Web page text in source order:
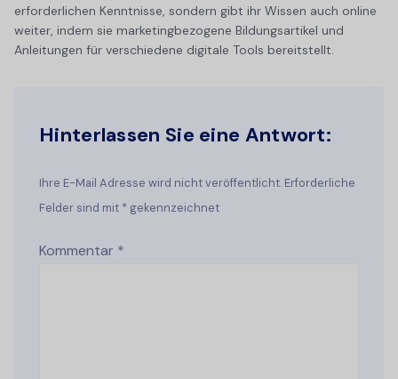
erforderlichen Kenntnisse, sondern gibt ihr Wissen auch online
weiter, indem sie marketingbezogene Bildungsartikel und
Anleitungen für verschiedene digitale Tools bereitstellt.
Hinterlassen Sie eine Antwort:
Ihre E-Mail Adresse wird nicht veröffentlicht. Erforderliche
Felder sind mit * gekennzeichnet
Kommentar *